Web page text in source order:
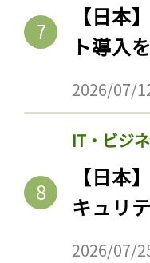
【日本
ト導入
2026/07/
IT・ビジ
【日
キュリ
2026/07/